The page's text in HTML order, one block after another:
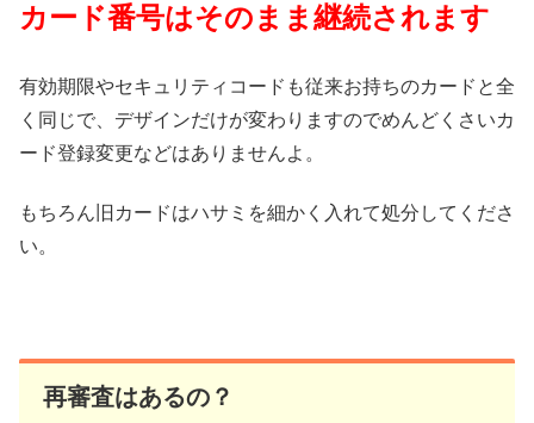
カード番号はそのまま継続されます
有効期限やセキュリティコードも従来お持ちのカードと全
く同じで、デザインだけが変わりますのでめんどくさいカ
ード登録変更などはありませんよ。
もちろん旧カードはハサミを細かく入れて処分してくださ
い。
再審査はあるの？